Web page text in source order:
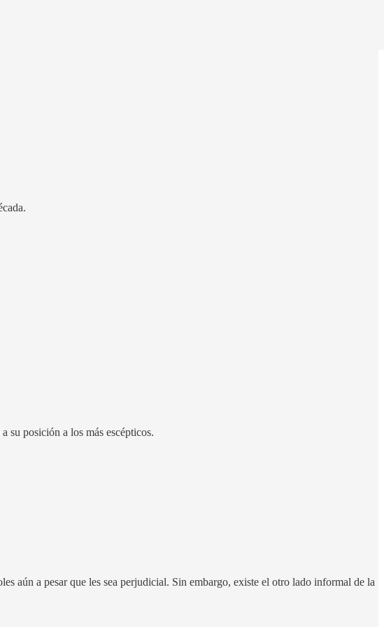
su posición a los más escépticos.
aún a pesar que les sea perjudicial. Sin embargo, existe el otro lado informal de la